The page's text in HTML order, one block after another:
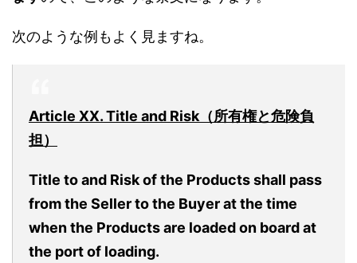
次のような例もよく見ますね。
Article XX. Title and Risk（所有権と危険負
担）
Title to and Risk of the Products shall pass
from the Seller to the Buyer at the time
when the Products are loaded on board at
the port of loading.